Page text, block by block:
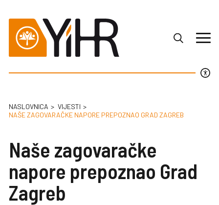
NASLOVNICA
VIJESTI
NAŠE ZAGOVARAČKE NAPORE PREPOZNAO GRAD ZAGREB
Naše zagovaračke
napore prepoznao Grad
Zagreb